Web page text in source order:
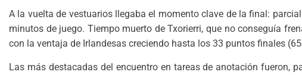
A la vuelta de vestuarios llegaba el momento clave de la final:
minutos de juego. Tiempo muerto de Txorierri, que no conseguía
con la ventaja de Irlandesas creciendo hasta los 33 puntos finales
Las más destacadas del encuentro en tareas de anotación fueron,